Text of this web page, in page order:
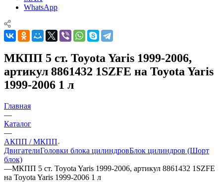
WhatsApp
МКПП 5 ст. Toyota Yaris 1999-2006,
артикул 8861432 1SZFE на Toyota Yaris
1999-2006 1 л
Главная
—
Каталог
—
АКПП / МКПП
ДвигателиГоловки блока цилиндровБлок цилиндров (Шорт
блок)
—МКПП 5 ст. Toyota Yaris 1999-2006, артикул 8861432 1SZFE
на Toyota Yaris 1999-2006 1 л